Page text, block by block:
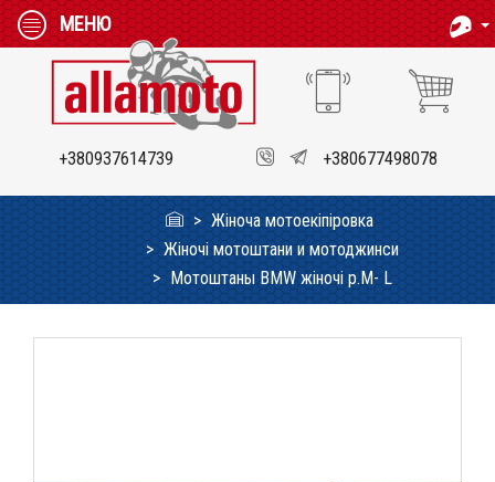
МЕНЮ
+380937614739 +380677498078
Жіноча мотоекіпіровка
Жіночі мотоштани и мотоджинси
Мотоштаны BMW жіночі р.M- L